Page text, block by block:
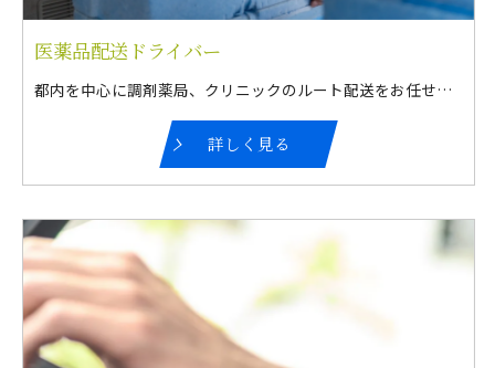
医薬品配送ドライバー
都内を中心に調剤薬局、クリニックのルート配送をお任せします。 業務は主に商品の検品をして積み込み配送となります 研修制度もしっかり整っておりますのでご興味ある方ぜひお問い合わせ お待ちしております
詳しく見る